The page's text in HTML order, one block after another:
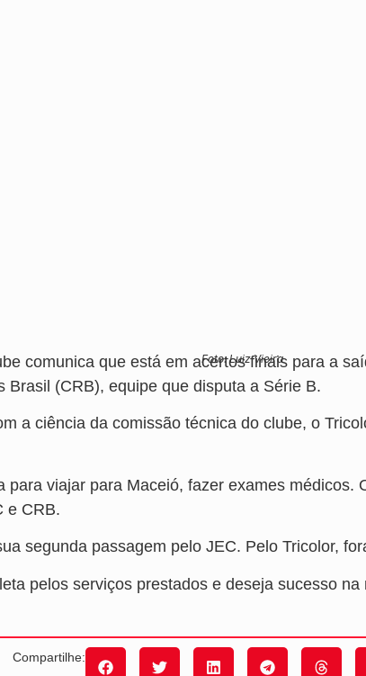
Foto: Luiz Vieira
comunica que está em acertos finais para a
Brasil (CRB), equipe que disputa a Série B.
a ciência da comissão técnica do clube, o
para viajar para Maceió, fazer exames médicos.
e CRB.
segunda passagem pelo JEC. Pelo Tricolor,
pelos serviços prestados e deseja sucesso
Compartilhe: